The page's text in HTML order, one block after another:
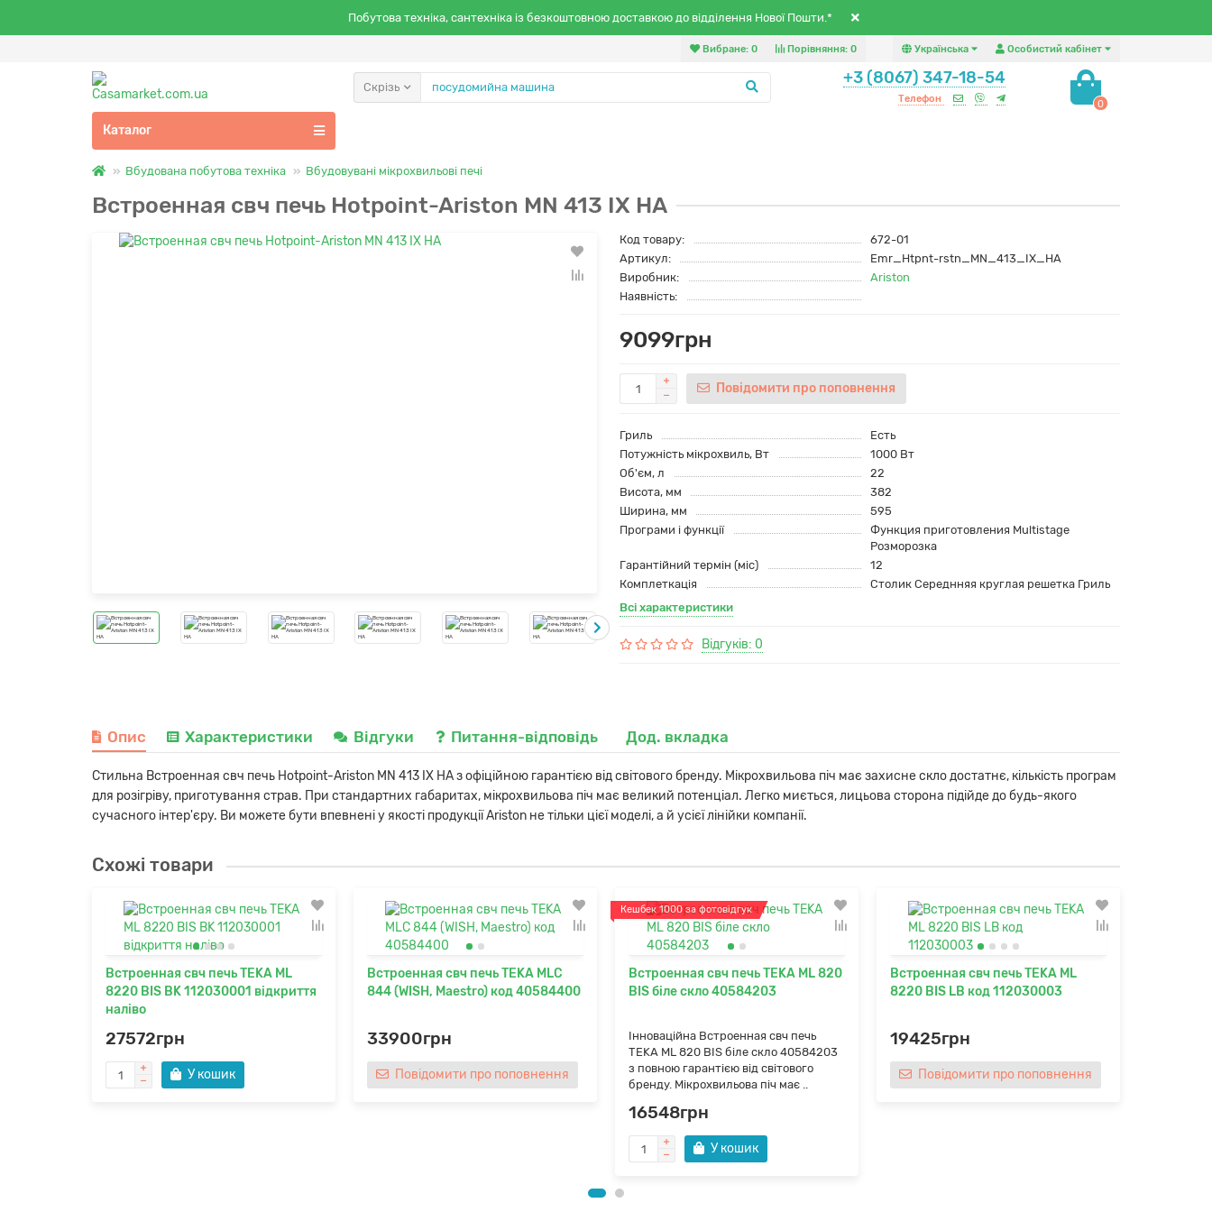
Побутова техніка, сантехніка із безкоштовною доставкою до відділення Нової Пошти.*
Особистий кабінет
Українська
Порівняння: 0
Вибране: 0
+3 (8067) 347-18-54
Телефон 0
Скрізь
Каталог
Вбудована побутова техніка Вбудовувані мікрохвильові печі
Встроенная свч печь Hotpoint-Ariston MN 413 IX HA
Код товару:
672-01
Артикул:
Emr_Htpnt-rstn_MN_413_IX_HA
Виробник:
Ariston
Наявність:
9099грн
Повідомити про поповнення
Гриль
Есть
Потужність мікрохвиль, Вт
1000 Вт
Об'єм, л
22
Висота, мм
382
Ширина, мм
595
Програми і функції
Функция приготовления Multistage
Розморозка
Гарантійний термін (міс)
12
Комплеткація
Столик Середнняя круглая решетка Гриль
Всі характеристики
Відгуків: 0
Опис Характеристики Відгуки Питання-відповідь Дод. вкладка
Стильна Встроенная свч печь Hotpoint-Ariston MN 413 IX HA з офіційною гарантією від світового бренду. Мікрохвильова піч має захисне скло достатнє, кількість програм
для розігріву, приготування страв. При стандартних габаритах, мікрохвильова піч має великий потенціал. Легко миється, лицьова сторона підійде до будь-якого
сучасного інтер'єру. Ви можете бути впевнені у якості продукції Ariston не тільки цієї моделі, а й усієї лінійки компанії.
Схожі товари
Встроенная свч печь TEKA ML
8220 BIS BK 112030001 відкриття
наліво
27572грн
У кошик
Встроенная свч печь TEKA MLC
844 (WISH, Maestro) код 40584400
33900грн
Повідомити про поповнення
Кешбек 1000 за фотовідгук
Встроенная свч печь TEKA ML 820
BIS біле скло 40584203
Інноваційна Встроенная свч печь
TEKA ML 820 BIS біле скло 40584203
з повною гарантією від світового
бренду. Мікрохвильова піч має ..
16548грн
У кошик
Встроенная свч печь TEKA ML
8220 BIS LB код 112030003
19425грн
Повідомити про поповнення